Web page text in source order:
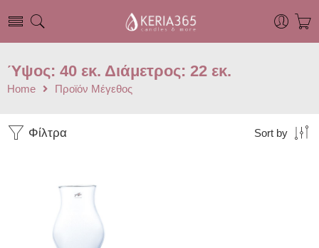
Ύψος: 40 εκ. Διάμετρος: 22 εκ.
Home Προϊόν Μέγεθος
Φίλτρα Sort by